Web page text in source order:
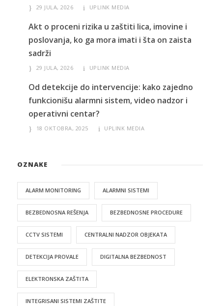
29 JULA, 2026 UPLINK MEDIA
Akt o proceni rizika u zaštiti lica, imovine i
poslovanja, ko ga mora imati i šta on zaista
sadrži
29 JULA, 2026 UPLINK MEDIA
Od detekcije do intervencije: kako zajedno
funkcionišu alarmni sistem, video nadzor i
operativni centar?
18 OKTOBRA, 2025 UPLINK MEDIA
OZNAKE
ALARM MONITORING ALARMNI SISTEMI
BEZBEDNOSNA REŠENJA BEZBEDNOSNE PROCEDURE
CCTV SISTEMI CENTRALNI NADZOR OBJEKATA
DETEKCIJA PROVALE DIGITALNA BEZBEDNOST
ELEKTRONSKA ZAŠTITA
INTEGRISANI SISTEMI ZAŠTITE